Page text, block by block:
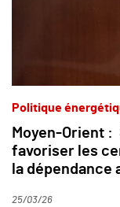
Politique
Moyen-Orient
favoriser les
la dépendance
25/03/26